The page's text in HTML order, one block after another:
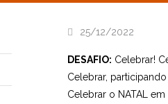
25/12/2022
DESAFIO: Celebrar!
Celebrar, participando
Celebrar o NATAL